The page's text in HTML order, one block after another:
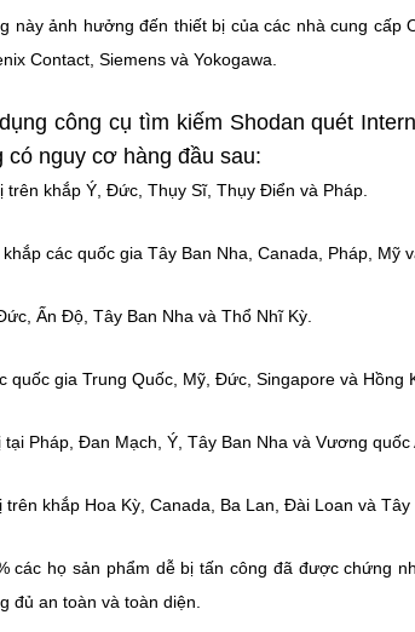
này ảnh hưởng đến thiết bị của các nhà cung cấp
Contact, Siemens và Yokogawa.
công cụ tìm kiếm Shodan quét
có nguy cơ hàng đầu sau:
trên khắp Ý, Đức, Thụy Sĩ, Thụy Điển và Pháp.
các quốc gia Tây Ban Nha, Canada, Pháp, Mỹ
Ấn Độ, Tây Ban Nha và Thổ Nhĩ Kỳ.
quốc gia Trung Quốc, Mỹ, Đức, Singapore và Hồng
Pháp, Đan Mạch, Ý, Tây Ban Nha và Vương quốc
khắp Hoa Kỳ, Canada, Ba Lan, Đài Loan và Tây
các họ sản phẩm dễ bị tấn công đã được chứng
đủ an toàn và toàn diện.